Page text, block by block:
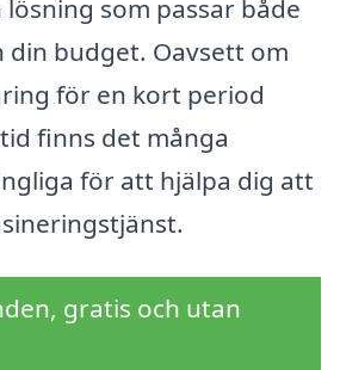
som passar både
din budget. Oavsett om
för en kort period
finns det många
för att hjälpa dig att
gratis och utan